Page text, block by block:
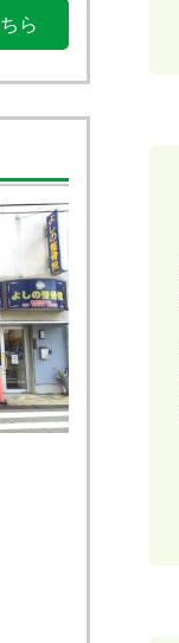
ら